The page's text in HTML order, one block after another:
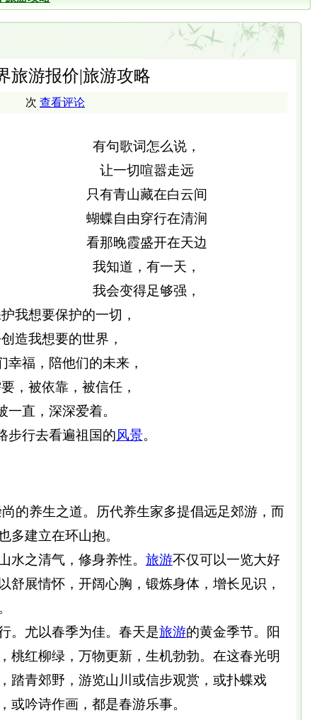
旅游报价|旅游攻略
次 查看评论
有句歌词怎么说，
让一切喧嚣走远
只有青山藏在白云间
蝴蝶自由穿行在清涧
看那晚霞盛开在天边
我知道，有一天，
我会变得足够强，
我想要保护的一切，
造我想要的世界，
幸福，陪他们的未来，
，被依靠，被信任，
一直，深深爱着。
步行去看遍祖国的风景。
的养生之道。历代养生家多提倡远足郊游，而
多建立在环山抱。
水之清气，修身养性。 旅游不仅可以一览大好
舒展情怀，开阔心胸，锻炼身体，增长见识，
。尤以春季为佳。春天是旅游的黄金季节。阳
桃红柳绿，万物更新，生机勃勃。在这春光明
踏青郊野，游览山川或信步观赏，或扑蝶戏
或吟诗作画，都是春游乐事。